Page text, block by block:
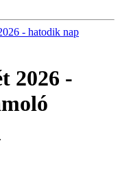
- hatodik nap
2026 -